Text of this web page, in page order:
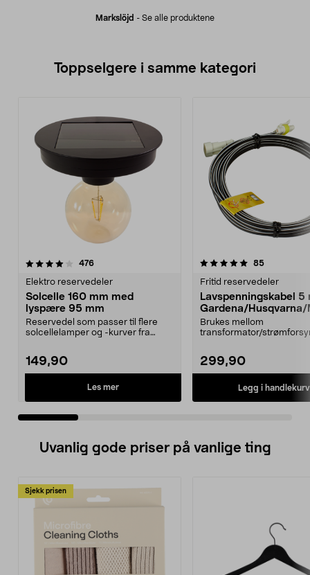
Markslöjd - Se alle produktene
Toppselgere i samme kategori
476anmeldelser
Elektro reservedeler
Solcelle 160 mm med
lyspære 95 mm
Reservedel som passer til flere
solcellelamper og -kurver fra
149,90
Les mer
5.0 av 5 stjerner 85
Fritid reservedeler
Lavspenningskabel 5
Gardena/Husqvarna/
ch/Flymo
Brukes mellom
transformator/
299,90
Legg i handlekurv
4.5 av 5 stjerner
Uvanlig gode priser på vanlige ting
Sjekk prisen